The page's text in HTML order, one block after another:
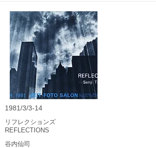
1981/3/3-14
リフレクションズ
REFLECTIONS
谷内仙司